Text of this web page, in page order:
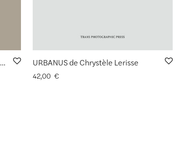
CHRYSTÈLE LERISSE, Transcender l’espace de Jérôme Felin URBANUS de Chrystèle Lerisse
42,00 €